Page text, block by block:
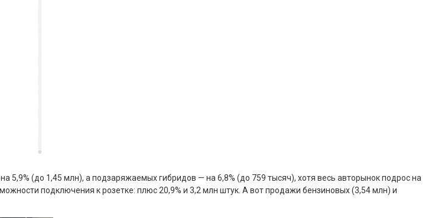
5,9% (до 1,45 млн), а подзаряжаемых гибридов — на 6,8% (до 759 тысяч), хотя весь авторынок подрос на
подключения к розетке: плюс 20,9% и 3,2 млн штук. А вот продажи бензиновых (3,54 млн) и